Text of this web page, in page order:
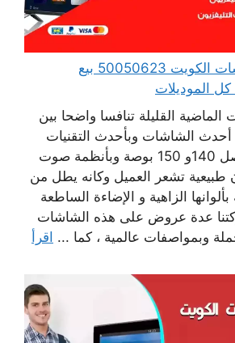
بيع تلفزيونات شاشات الكويت 50050623 بيع
الموديلات
القليلة تنافسا واضحا بين
أحدث الشاشات وبأحدث التقنيات
وبأحجام متنوعة تصل 140و 150 بوصة وبأنظمة صوت
طبيعية تشعر العميل وكانه يطل من
الزاهية و الإضاءة الساطعة
عدة عروض على هذه الشاشات
وبمواصفات عالمية ، كما ... اقرأ